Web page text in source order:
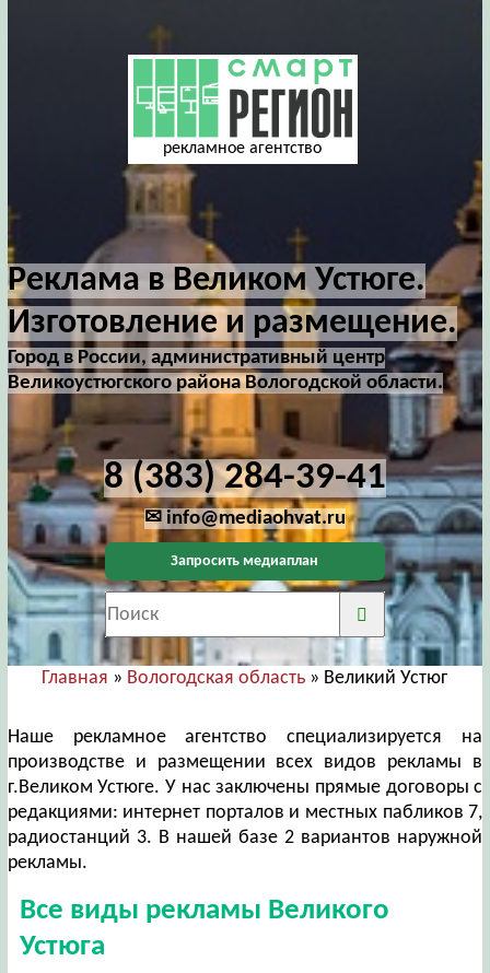
рекламное агентство
Реклама в Великом Устюге.
Изготовление и размещение.
Город в России, административный центр
Великоустюгского района Вологодской области.
8 (383) 284-39-41
✉ info@mediaohvat.ru
Запросить медиаплан
Главная » Вологодская область » Великий Устюг
Наше рекламное агентство специализируется на
производстве и размещении всех видов рекламы в
г.Великом Устюге. У нас заключены прямые договоры с
редакциями: интернет порталов и местных пабликов 7,
радиостанций 3. В нашей базе 2 вариантов наружной
рекламы.
Все виды рекламы Великого
Устюга